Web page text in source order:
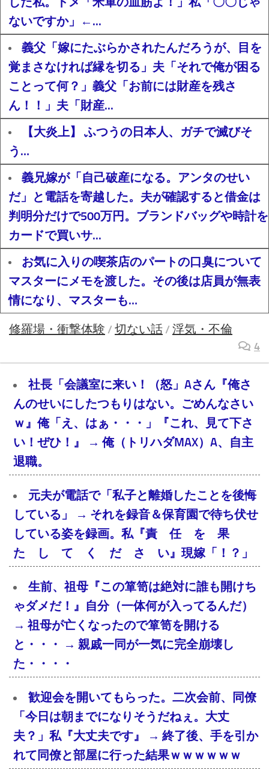
ないですか」←...
義父「嫁にたぶらかされたんだろうが、目を
覚まさなければ縁を切る」夫「それで俺が困る
ことって何？」義父「お前には財産を残さ
ん！！」夫「財産...
【大炎上】 ふつうの日本人、ガチで滅びそ
う…
義兄嫁が「自己破産になる。アンタのせい
だ」と電話を寄越した。夫が確認すると借金は
判明分だけで500万円。ブランドバッグや時計を
カードで買いサ...
お気に入りの喫茶店のパートの口臭について
マスターにメモを渡した。その後は店員が無表
情になり、マスターも…
修羅場・衝撃体験 / 切ない話 / 浮気・不倫
4
社長「会議室に来い！（怒」Aさん『俺さ
んのせいにしたつもりはない。ごめんなさい
ｗ』俺「え、はぁ・・・」『これ、見て下さ
い！ぜひ！』 → 俺（トリハダMAX）A、自主
退職。
元夫が電話で「私子と離婚したことを後悔
している」 → それを録音＆保育園で待ち伏せ
している姿を録画。私『責 任 を 果
た し て く だ さ い』現嫁「！？」
生前、祖母『この箪笥は絶対に誰も開けち
ゃダメだ！』自分（一体何が入ってるんだ）
→ 祖母が亡くなったので箪笥を開ける
と・・・ → 親戚一同が一気に完全崩壊し
た・・・・
歓迎会を開いてもらった。二次会前、同僚
「今日は朝までになりそうだねぇ。大丈
夫？」私『大丈夫です』 → 終了後、手を引か
れて同僚と部屋に行った結果ｗｗｗｗｗｗ